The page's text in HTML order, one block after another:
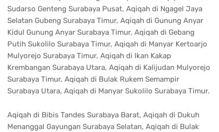
Sudarso Genteng Surabaya Pusat, Aqiqah di Ngagel Jaya
Selatan Gubeng Surabaya Timur, Aqiqah di Gunung Anyar
Kidul Gunung Anyar Surabaya Timur, Aqiqah di Gebang
Putih Sukolilo Surabaya Timur, Aqiqah di Manyar Kertoarjo
Mulyorejo Surabaya Timur, Aqiqah di Ikan Kakap
Krembangan Surabaya Utara, Aqiqah di Kalijudan Mulyorejo
Surabaya Timur, Aqiqah di Bulak Rukem Semampir
Surabaya Utara, Aqiqah di Manyar Sukolilo Surabaya Timur.
Aqiqah di Bibis Tandes Surabaya Barat, Aqiqah di Dukuh
Menanggal Gayungan Surabaya Selatan, Aqiqah di Bulak